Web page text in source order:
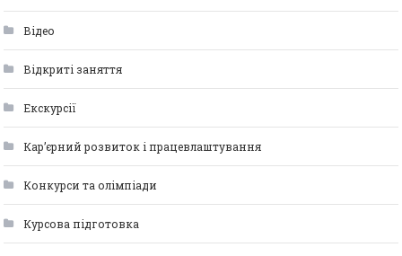
Відео
Відкриті заняття
Екскурсії
Кар’єрний розвиток і працевлаштування
Конкурси та олімпіади
Курсова підготовка